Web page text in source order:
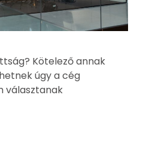
Kötelező annak
úgy a cég
választanak